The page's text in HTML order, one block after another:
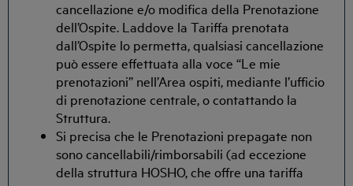
cancellazione e/o modifica della Prenotazione
dell’Ospite. Laddove la Tariffa prenotata
dall’Ospite lo permetta, qualsiasi cancellazione
può essere effettuata alla voce “Le mie
prenotazioni” nell’Area ospiti, mediante l’ufficio
di prenotazione centrale, o contattando la
Struttura.
Si precisa che le Prenotazioni prepagate non
sono cancellabili/rimborsabili (ad eccezione
della struttura HOSHO, che offre una tariffa